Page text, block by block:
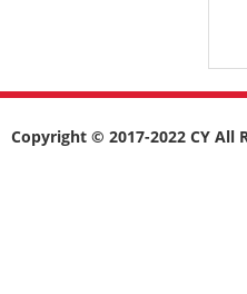
Copyright © 2017-2022 CY All